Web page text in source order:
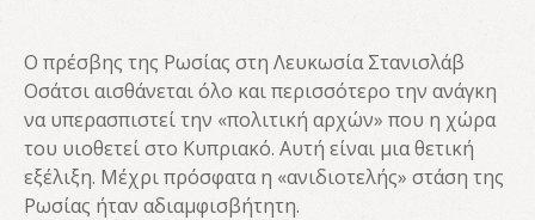
Ο πρέσβης της Ρωσίας στη Λευκωσία Στανισλάβ
Οσάτσι αισθάνεται όλο και περισσότερο την ανάγκη
να υπερασπιστεί την «πολιτική αρχών» που η χώρα
του υιοθετεί στο Κυπριακό. Αυτή είναι μια θετική
εξέλιξη. Μέχρι πρόσφατα η «ανιδιοτελής» στάση της
Ρωσίας ήταν αδιαμφισβήτητη.